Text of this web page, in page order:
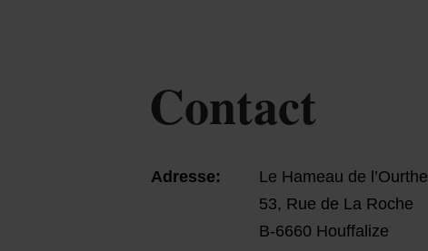
Contact
Adresse:
Le Hameau de l’Ourthe
53, Rue de La Roche
B-6660 Houffalize